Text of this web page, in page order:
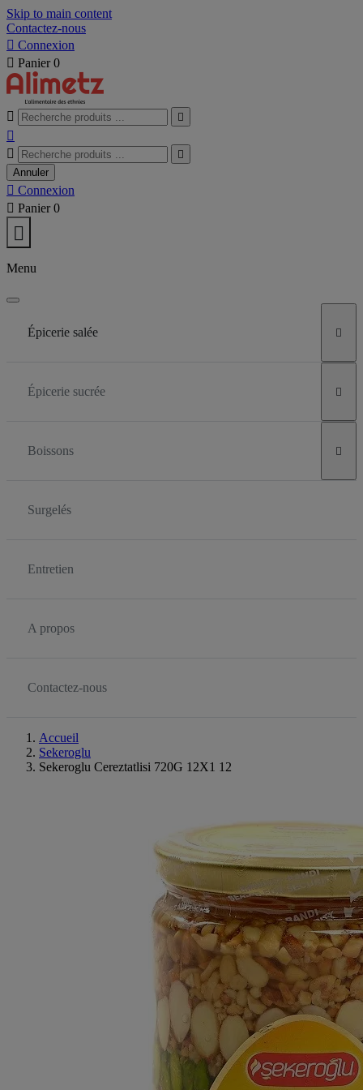
Skip to main content
Contactez-nous
 Connexion
 Panier 0
 



Annuler
 Connexion
 Panier 0

Menu
Épicerie salée 
Épicerie sucrée 
Boissons 
Surgelés
Entretien
A propos
Contactez-nous
Accueil
Sekeroglu
Sekeroglu Cereztatlisi 720G 12X1 12